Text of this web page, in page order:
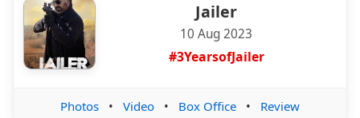
Jailer
10 Aug 2023
#3YearsofJailer
Photos • Video • Box Office • Review